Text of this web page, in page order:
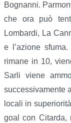
Bognanni.
che ora può
Lombardi, La
e l’azione
rimane in 10,
Sarli viene
successivamente
locali in
goal con Citarda,